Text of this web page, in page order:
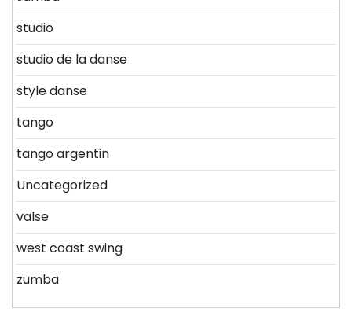
studio
studio de la danse
style danse
tango
tango argentin
Uncategorized
valse
west coast swing
zumba